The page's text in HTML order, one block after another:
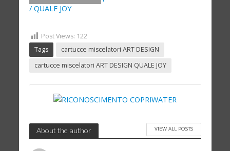
Post Views: 122
Tags
cartucce miscelatori ART DESIGN
cartucce miscelatori ART DESIGN QUALE JOY
About the author VIEW ALL POSTS